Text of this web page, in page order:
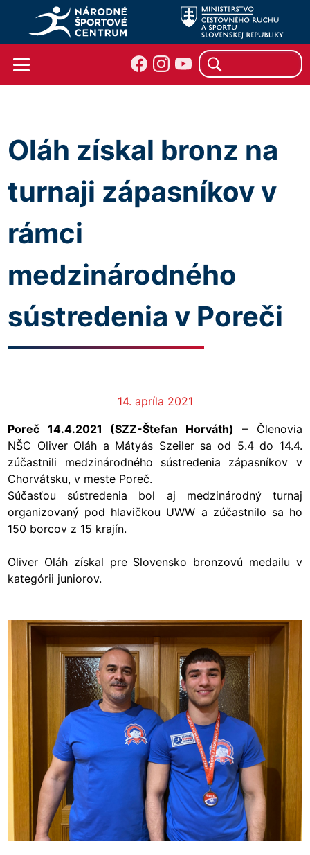
Oláh získal bronz na
turnaji zápasníkov v
rámci
medzinárodného
sústredenia v Poreči
14. apríla 2021
Poreč 14.4.2021 (SZZ-Štefan Horváth)
– Členovia
NŠC Oliver Oláh a Mátyás Szeiler sa od 5.4 do 14.4.
zúčastnili medzinárodného sústredenia zápasníkov v
Chorvátsku, v meste Poreč.
Súčasťou sústredenia bol aj medzinárodný turnaj
organizovaný pod hlavičkou UWW a zúčastnilo sa ho
150 borcov z 15 krajín.
Oliver Oláh získal pre Slovensko bronzovú medailu v
kategórii juniorov.